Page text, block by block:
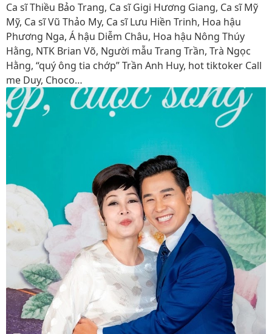
Ca sĩ Thiều Bảo Trang, Ca sĩ Gigi Hương Giang, Ca sĩ Mỹ
Mỹ, Ca sĩ Vũ Thảo My, Ca sĩ Lưu Hiền Trinh, Hoa hậu
Phương Nga, Á hậu Diễm Châu, Hoa hậu Nông Thúy
Hằng, NTK Brian Võ, Người mẫu Trang Trần, Trà Ngọc
Hằng, “quý ông tia chớp” Trần Anh Huy, hot tiktoker Call
me Duy, Choco…